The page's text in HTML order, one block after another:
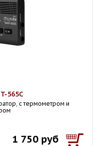
565C
с термометром и
1 750 руб